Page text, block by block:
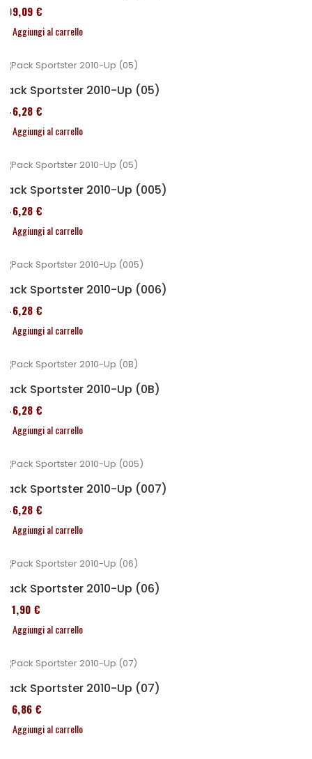
409,09 €
Aggiungi al carrello
Pack Sportster 2010-Up (05)
246,28 €
Aggiungi al carrello
Pack Sportster 2010-Up (005)
246,28 €
Aggiungi al carrello
Pack Sportster 2010-Up (006)
246,28 €
Aggiungi al carrello
Pack Sportster 2010-Up (0B)
246,28 €
Aggiungi al carrello
Pack Sportster 2010-Up (007)
246,28 €
Aggiungi al carrello
Pack Sportster 2010-Up (06)
371,90 €
Aggiungi al carrello
Pack Sportster 2010-Up (07)
276,86 €
Aggiungi al carrello